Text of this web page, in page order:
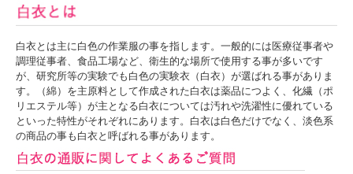
白衣とは主に白色の作業服の事を指します。一般的には医療従事者や
調理従事者、食品工場など、衛生的な場所で使用する事が多いです
が、研究所等の実験でも白色の実験衣（白衣）が選ばれる事がありま
す。（綿）を主原料として作成された白衣は薬品につよく、化繊（ポ
リエステル等）が主となる白衣については汚れや洗濯性に優れている
といった特性がそれぞれにあります。白衣は白色だけでなく、淡色系
の商品の事も白衣と呼ばれる事があります。